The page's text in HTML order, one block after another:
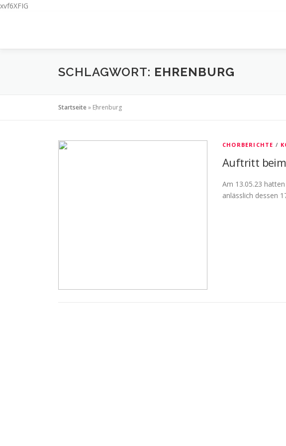
xvf6XFIG
SCHLAGWORT: EHRENBURG
Startseite» Ehrenburg
CHORBERICHTE /
Auftritt beim
Am 13.05.23
anlässlich dessen